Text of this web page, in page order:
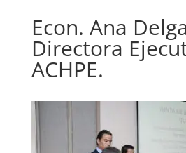
Econ. Ana
Directora
ACHPE.